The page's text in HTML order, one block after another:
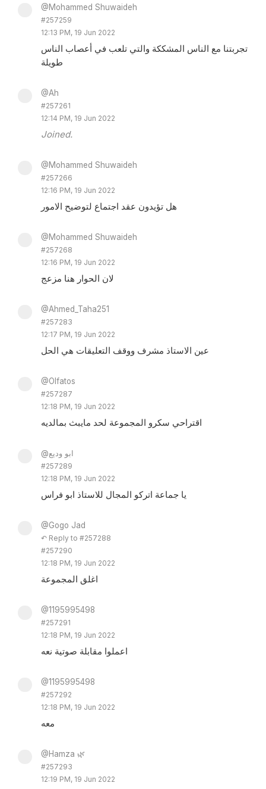
@Mohammed Shuwaideh
#257259
12:13 PM, 19 Jun 2022
تجربتنا مع الناس المشككة والتي تلعب في أعصاب الناس
طويلة
@Ah
#257261
12:14 PM, 19 Jun 2022
Joined.
@Mohammed Shuwaideh
#257266
12:16 PM, 19 Jun 2022
هل تؤيدون عقد اجتماع لتوضيح الامور
@Mohammed Shuwaideh
#257268
12:16 PM, 19 Jun 2022
لان الحوار هنا مزعج
@Ahmed_Taha251
#257283
12:17 PM, 19 Jun 2022
عين الاستاذ مشرف ووقف التعليقات هي الحل
@Olfatos
#257287
12:18 PM, 19 Jun 2022
اقتراحي سكرو المجموعة لحد مايبث بمالديه
@ابو وديع
#257289
12:18 PM, 19 Jun 2022
يا جماعة اتركو المجال للاستاذ ابو فراس
@Gogo Jad
↶ Reply to #257288
#257290
12:18 PM, 19 Jun 2022
اغلق المجموعة
@1195995498
#257291
12:18 PM, 19 Jun 2022
اعملوا مقابلة صوتية نعه
@1195995498
#257292
12:18 PM, 19 Jun 2022
معه
@Hamza 🌿
#257293
12:19 PM, 19 Jun 2022